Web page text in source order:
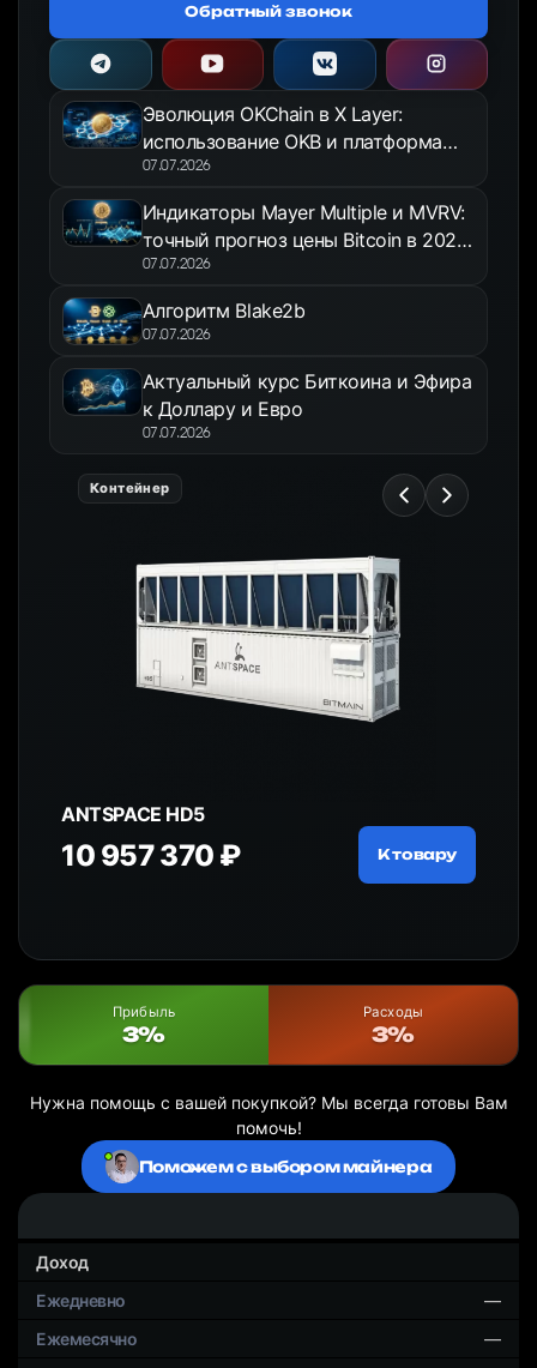
Обратный звонок
Эволюция OKChain в X Layer:
использование OKB и платформа
OKX Jumpstart в 2026 году
07.07.2026
Индикаторы Mayer Multiple и MVRV:
точный прогноз цены Bitcoin в 2026
году
07.07.2026
Алгоритм Blake2b
07.07.2026
Актуальный курс Биткоина и Эфира
к Доллару и Евро
07.07.2026
Контейнер
ANTSPACE HD5
10 957 370 ₽ К товару
Прибыль
3%
Расходы
3%
Нужна помощь с вашей покупкой? Мы всегда готовы Вам
помочь!
Поможем с выбором майнера
Доход
—
—